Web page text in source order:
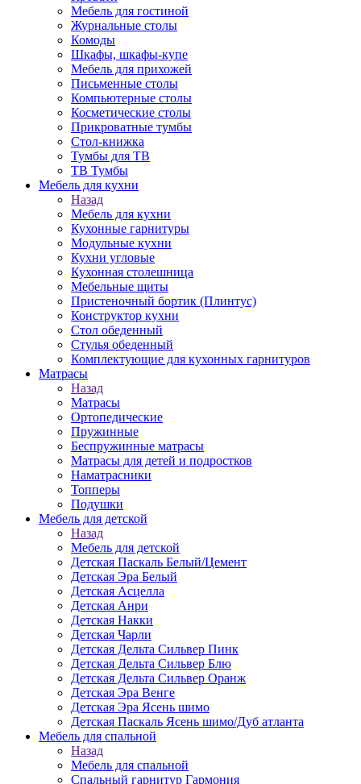
Мебель для гостиной
Журнальные столы
Комоды
Шкафы, шкафы-купе
Мебель для прихожей
Письменные столы
Компьютерные столы
Косметические столы
Прикроватные тумбы
Стол-книжка
Тумбы для ТВ
ТВ Тумбы
Мебель для кухни
Назад
Мебель для кухни
Кухонные гарнитуры
Модульные кухни
Кухни угловые
Кухонная столешница
Мебельные щиты
Пристеночный бортик (Плинтус)
Конструктор кухни
Стол обеденный
Стулья обеденный
Комплектующие для кухонных гарнитуров
Матраcы
Назад
Матраcы
Ортопедические
Пружинные
Беспружинные матрасы
Матрасы для детей и подростков
Наматрасники
Топперы
Подушки
Мебель для детской
Назад
Мебель для детской
Детская Паскаль Белый/Цемент
Детская Эра Белый
Детская Асцелла
Детская Анри
Детская Накки
Детская Чарли
Детская Дельта Сильвер Пинк
Детская Дельта Сильвер Блю
Детская Дельта Сильвер Оранж
Детская Эра Венге
Детская Эра Ясень шимо
Детская Паскаль Ясень шимо/Дуб атланта
Мебель для спальной
Назад
Мебель для спальной
Спальный гарнитур Гармония